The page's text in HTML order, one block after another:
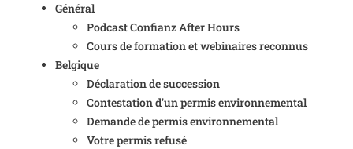
Général
Podcast Confianz After Hours
Cours de formation et webinaires reconnus
Belgique
Déclaration de succession
Contestation d'un permis environnemental
Demande de permis environnemental
Votre permis refusé